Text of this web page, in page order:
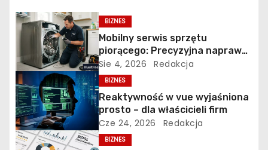
a
w
p
i
s
u
BIZNES
Mobilny serwis sprzętu
piorącego: Precyzyjna naprawa
pralek w Poznaniu na Piątkowie
Sie 4, 2026 Redakcja
BIZNES
Reaktywność w vue wyjaśniona
prosto – dla właścicieli firm
Cze 24, 2026 Redakcja
BIZNES